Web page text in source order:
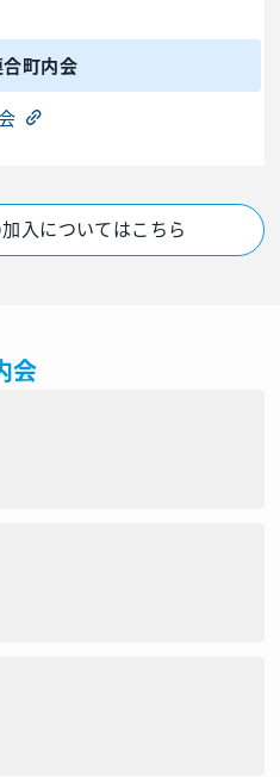
町内会
入についてはこちら
会